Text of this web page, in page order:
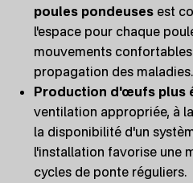
poules pondeuses est
l'espace pour chaque
mouvements
propagation des maladies.
Production d'œufs plus
ventilation appropriée, à
la disponibilité d'un
l'installation favorise une
cycles de ponte réguliers.